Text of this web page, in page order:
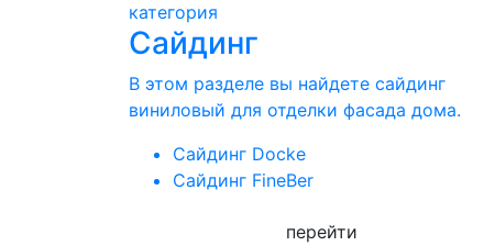
категория
Сайдинг
В этом разделе вы найдете сайдинг
виниловый для отделки фасада дома.
Сайдинг Docke
Сайдинг FineBer
перейти